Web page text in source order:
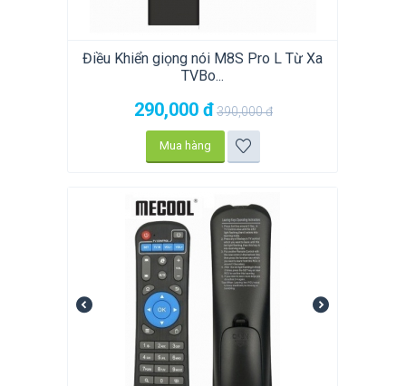
Điều Khiển giọng nói M8S Pro L Từ Xa
TVBo...
290,000 đ390,000đ
Mua hàng